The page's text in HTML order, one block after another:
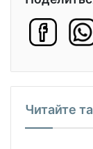
Читайте